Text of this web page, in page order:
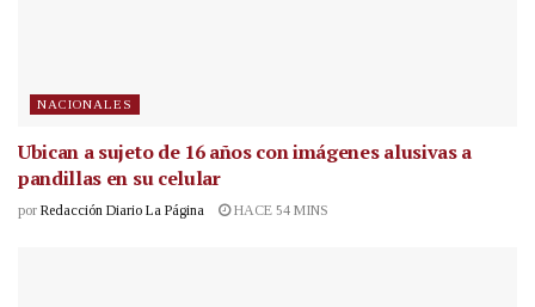
NACIONALES
Ubican a sujeto de 16 años con imágenes alusivas a
pandillas en su celular
por Redacción Diario La Página HACE 54 MINS